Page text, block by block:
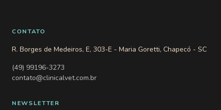
CONTATO
R. Borges de Medeiros, E, 303-E - Maria Goretti, Chapecó - SC
(49) 99196-3273
contato@clinicalvet.com.br
NEWSLETTER